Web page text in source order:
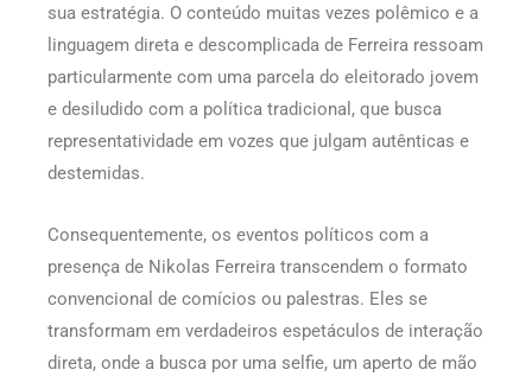
sua estratégia. O conteúdo muitas vezes polêmico e a
linguagem direta e descomplicada de Ferreira ressoam
particularmente com uma parcela do eleitorado jovem
e desiludido com a política tradicional, que busca
representatividade em vozes que julgam autênticas e
destemidas.
Consequentemente, os eventos políticos com a
presença de Nikolas Ferreira transcendem o formato
convencional de comícios ou palestras. Eles se
transformam em verdadeiros espetáculos de interação
direta, onde a busca por uma selfie, um aperto de mão